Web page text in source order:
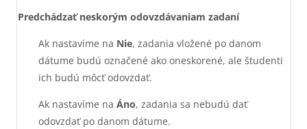
Predchádzať neskorým odovzdávaniam zadaní
Ak nastavíme na Nie, zadania vložené po danom
dátume budú označené ako oneskorené, ale študenti
ich budú môcť odovzdať.
Ak nastavíme na Áno, zadania sa nebudú dať
odovzdať po danom dátume.